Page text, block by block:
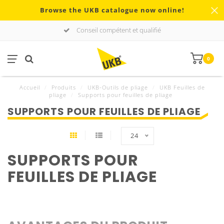
Browse the UKB catalogue now online!
Conseil compétent et qualifié
0
Accueil Produits UKB-Outils de pliage
UKB Feuilles de
pliage
Supports pour feuilles de pliage
SUPPORTS POUR FEUILLES DE PLIAGE
24
SUPPORTS POUR
FEUILLES DE PLIAGE